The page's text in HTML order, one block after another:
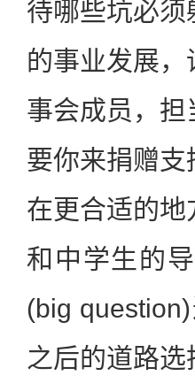
待哪些坑必
的事业发展
事会成员，
要你来捐赠
在更合适的
和中学生的
(big
之后的道路